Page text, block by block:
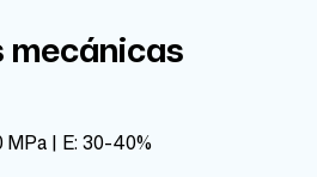
mecánicas
MPa | E: 30-40%